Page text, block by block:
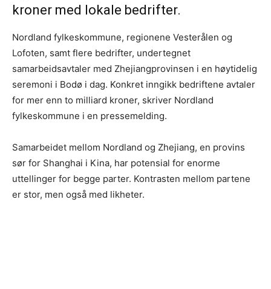
kroner med lokale bedrifter.
Nordland fylkeskommune, regionene Vesterålen og
Lofoten, samt flere bedrifter, undertegnet
samarbeidsavtaler med Zhejiangprovinsen i en høytidelig
seremoni i Bodø i dag. Konkret inngikk bedriftene avtaler
for mer enn to milliard kroner, skriver Nordland
fylkeskommune i en pressemelding.
Samarbeidet mellom Nordland og Zhejiang, en provins
sør for Shanghai i Kina, har potensial for enorme
uttellinger for begge parter. Kontrasten mellom partene
er stor, men også med likheter.